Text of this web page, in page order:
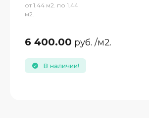
от 1.44 м2. по 1.44
м2.
6 400.00 руб. /м2.
В наличии!